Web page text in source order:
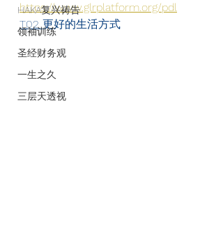
HAKA复兴祷告
领袖训练
圣经财务观
一生之久
三层天透视
https://www.glrplatform.org/pdl
T02 更好的生活方式